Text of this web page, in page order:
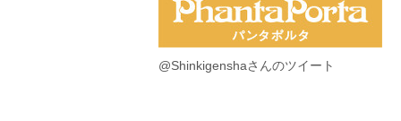
@Shinkigenshaさんのツイート